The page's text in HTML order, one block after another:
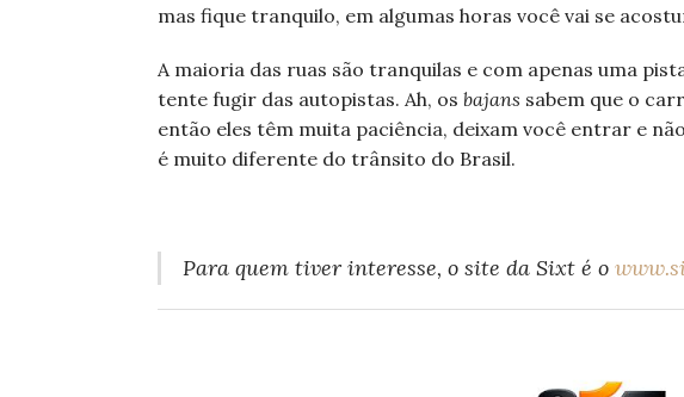
mas fique tranquilo, em algumas horas você vai se
A maioria das ruas são tranquilas e com apenas uma
tente fugir das autopistas. Ah, os bajans sabem que o
então eles têm muita paciência, deixam você entrar e
é muito diferente do trânsito do Brasil.
Para quem tiver interesse, o site da Sixt é o